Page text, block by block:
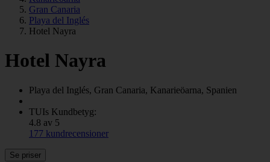
Gran Canaria
Playa del Inglés
Hotel Nayra
Hotel Nayra
Playa del Inglés, Gran Canaria, Kanarieöarna, Spanien
TUIs Kundbetyg:
4.8 av 5
177 kundrecensioner
Se priser